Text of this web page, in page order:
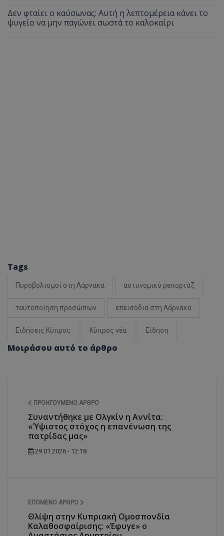
Δεν φταίει ο καύσωνας: Αυτή η λεπτομέρεια κάνει το
ψυγείο να μην παγώνει σωστά το καλοκαίρι
Tags
Πυροβολισμοί στη Λάρνακα αστυνομικό ρεπορτάζ
ταυτοποίηση προσώπων επεισόδια στη Λάρνακα
Ειδήσεις Κύπρος Κύπρος νέα Είδηση
Μοιράσου αυτό το άρθρο
ΠΡΟΗΓΟΎΜΕΝΟ ΆΡΘΡΟ
Συναντήθηκε με Ολγκίν η Αννίτα:
«Ύψιστος στόχος η επανένωση της
πατρίδας μας»
29.01.2026 - 12:18
ΕΠΌΜΕΝΟ ΆΡΘΡΟ
Θλίψη στην Κυπριακή Ομοσπονδία
Καλαθοσφαίρισης: «Έφυγε» ο